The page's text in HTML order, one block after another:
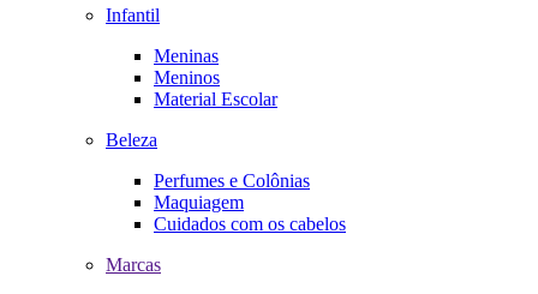
Infantil
Meninas
Meninos
Material Escolar
Beleza
Perfumes e Colônias
Maquiagem
Cuidados com os cabelos
Marcas